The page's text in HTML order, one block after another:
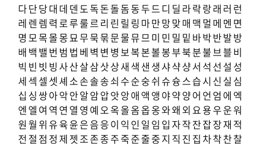
다단당대 데 덴 도독돈돌돔동두드디 딜 라락랑래 러 런
레 렌 렘 력 로루룰르리 린 릴 링 마만망맞매 맥 멀 메 멘 면
명 모목몰몽묘무묵묶문물뮤므미 민 밀 밑 바박반발방
배 백 밸 번 범 법 베 벽 변 병 보복본볼봉부북분불브블비
빅 빈 빗 빙사산살삼삿상새 색 샌 생샤샥샹서 석 선 설 성
세 섹 셀 셋셰 소손솔송쇠수순숭쉬슈슝스습시 신 실 심
십 싱 쌍아악안알암압앗앙애 액 앵 야약양어 언 엄 에 엑
엔 엘 여 역 연 열 영 예 오옥올옴옵옹와왜 외 요용우운워
원월 위유육윤은음응이 익 인 일 임 입자작잔잡장재 적
전 절 점 정 제 젯 조존종주죽준줄중지 직 진 집 차착찬찰